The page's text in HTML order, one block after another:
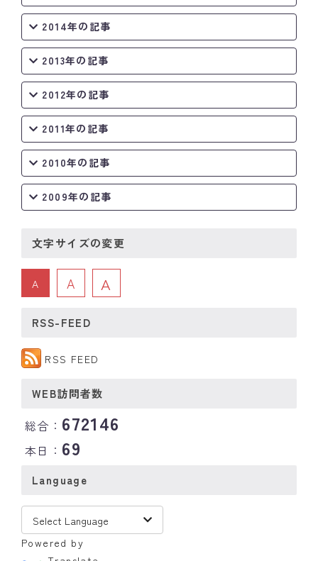
2014年の記事
2013年の記事
2012年の記事
2011年の記事
2010年の記事
2009年の記事
文字サイズの変更
A A A
RSS-FEED
RSS FEED
WEB訪問者数
総合： 672146
本日： 69
Language
Powered by